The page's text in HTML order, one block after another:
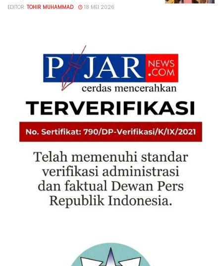
EDITOR: TOHIR MUHAMMAD 18 MEI 2026